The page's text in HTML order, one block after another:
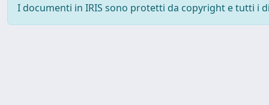
I documenti in IRIS sono protetti da copyright e tutti i